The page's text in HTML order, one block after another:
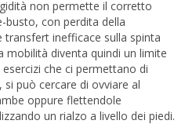
non permette il corretto
busto, con perdita della
inefficace sulla spinta
mobilità diventa quindi un limite
che ci permettano di
può cercare di ovviare al
oppure flettendole
un rialzo a livello dei piedi.